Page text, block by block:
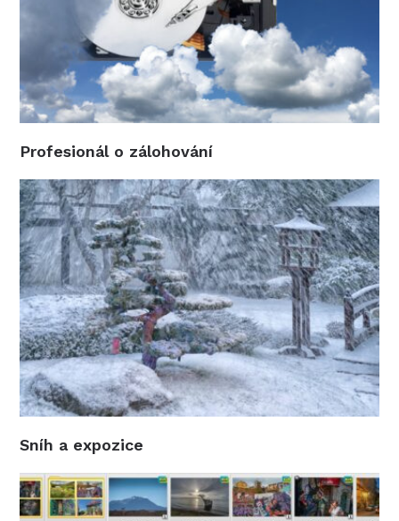
Profesionál o zálohování
Sníh a expozice